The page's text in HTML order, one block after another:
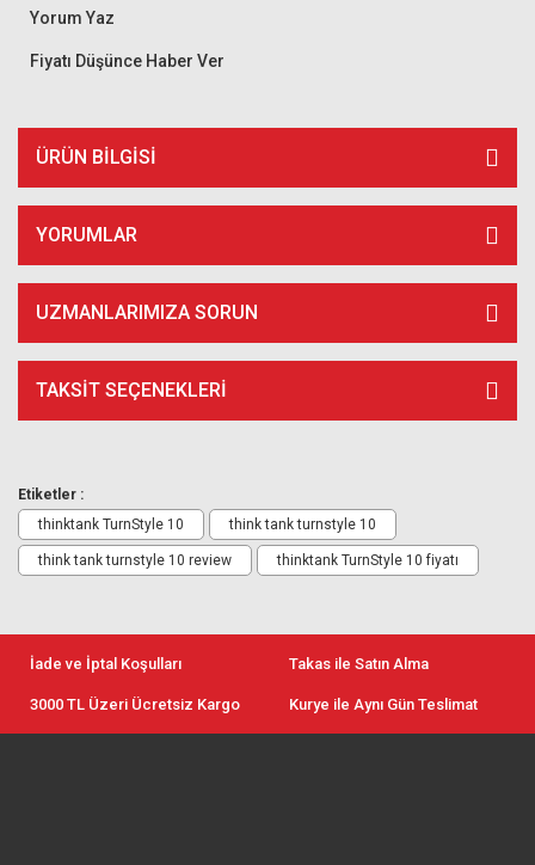
Yorum Yaz
Fiyatı Düşünce Haber Ver
ÜRÜN BILGISI
YORUMLAR
UZMANLARIMIZA SORUN
TAKSIT SEÇENEKLERI
Etiketler :
thinktank TurnStyle 10
think tank turnstyle 10
think tank turnstyle 10 review thinktank TurnStyle 10 fiyatı
İade ve İptal Koşulları Takas ile Satın Alma
3000 TL Üzeri Ücretsiz Kargo Kurye ile Aynı Gün Teslimat